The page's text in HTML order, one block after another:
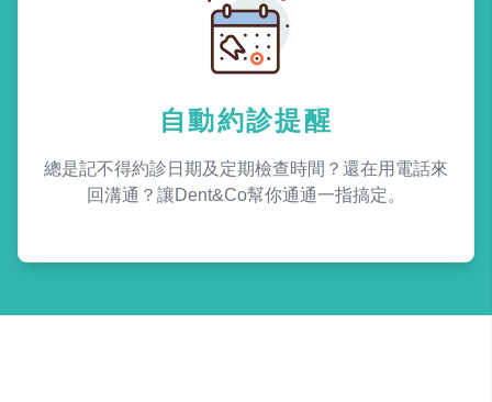
自動約診提醒
總是記不得約診日期及定期檢查時間？還在用電話來
回溝通？讓Dent&Co幫你通通一指搞定。